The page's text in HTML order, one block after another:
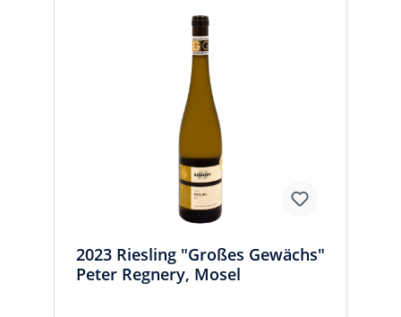
2023 Riesling "Großes Gewächs"
Peter Regnery, Mosel